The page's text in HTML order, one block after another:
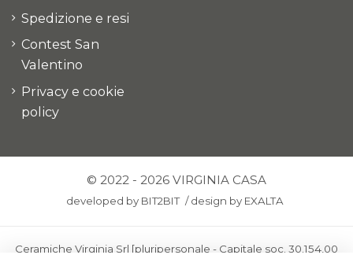
Spedizione e resi
Contest San
Valentino
Privacy e cookie
policy
© 2022 - 2026 VIRGINIA CASA
developed by BIT2BIT /design by EXALTA
Ceramiche Virginia Srl [pluripersonale - Capitale soc. 30.154,00